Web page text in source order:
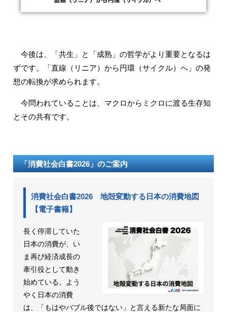
今後は、「共生」と「成熟」の哲学がより重要となるは
ずです。「直線（リニア）から円環（サイクル）へ」の発
想の転換が求められます。
今問われていることは、マクロからミクロに渡る生存知
とその共有です。
「消費社会白書2026」のご案内
消費社会白書2026 地殻変動する日本の消費地図
【電子書籍】
長く停滞していた
日本の消費が、い
ま再び経済成長の
牽引役として動き
始めている。よう
やく日本の消費
は、「もはやバブル後ではない」と言える新たな局面に